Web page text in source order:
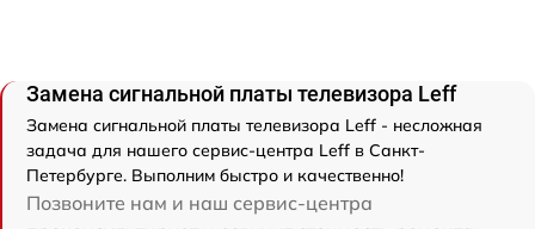
Замена сигнальной платы телевизора Leff
Замена сигнальной платы телевизора Leff - несложная
задача для нашего сервис-центра Leff в Санкт-
Петербурге. Выполним быстро и качественно!
Позвоните нам и наш сервис-центра